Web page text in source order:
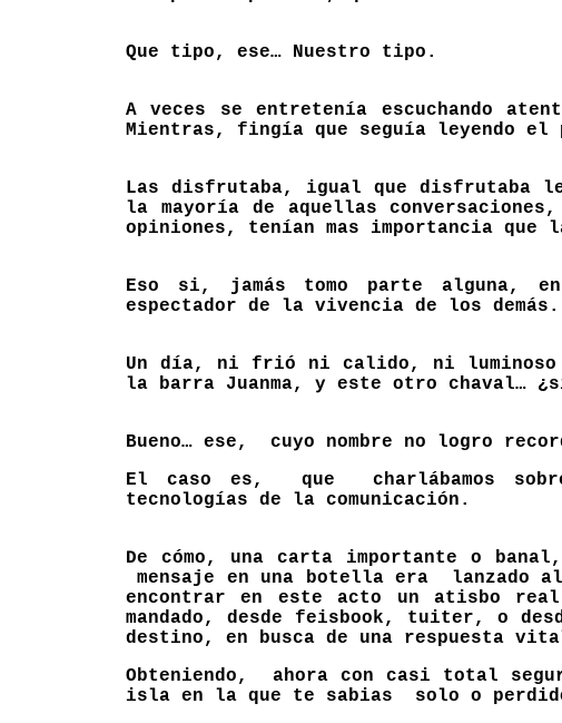
Que tipo, ese… Nuestro tipo.
A veces se entretenía escuchando
Mientras, fingía que seguía leyendo el
Las disfrutaba, igual que disfrutaba
la mayoría de aquellas
opiniones, tenían mas importancia
Eso si, jamás tomo parte alguna,
espectador de la vivencia de los
Un día, ni frió ni calido, ni luminoso
la barra Juanma, y este otro chaval…
Bueno… ese, cuyo nombre no logro
El caso es, que charlábamos
tecnologías de la comunicación.
De cómo, una carta importante o
mensaje en una botella era lanzado
encontrar en este acto un atisbo real
mandado, desde feisbook, tuiter, o
destino, en busca de una respuesta
Obteniendo, ahora con casi total
isla en la que te sabias solo o